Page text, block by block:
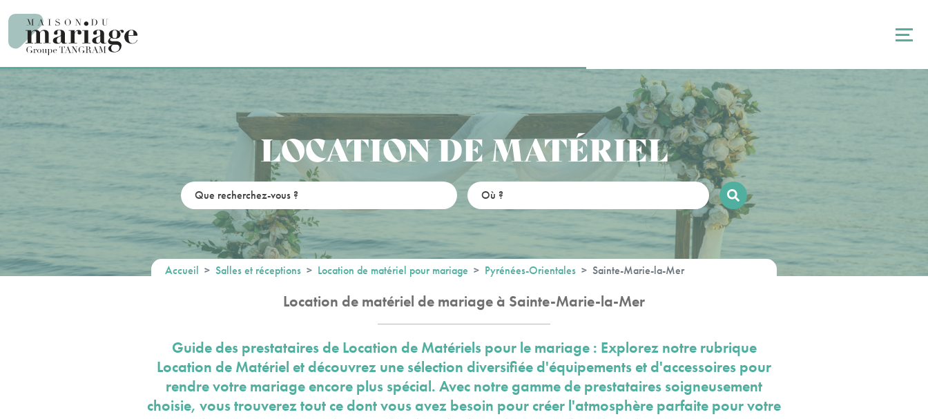
LOCATION DE MATÉRIEL
Accueil Salles et réceptions Location de matériel pour mariage Pyrénées-Orientales Sainte-Marie-la-Mer
Location de matériel de mariage à Sainte-Marie-la-Mer
Guide des prestataires de Location de Matériels pour le mariage : Explorez notre rubrique
Location de Matériel et découvrez une sélection diversifiée d'équipements et d'accessoires pour
rendre votre mariage encore plus spécial. Avec notre gamme de prestataires soigneusement
choisie, vous trouverez tout ce dont vous avez besoin pour créer l'atmosphère parfaite pour votre